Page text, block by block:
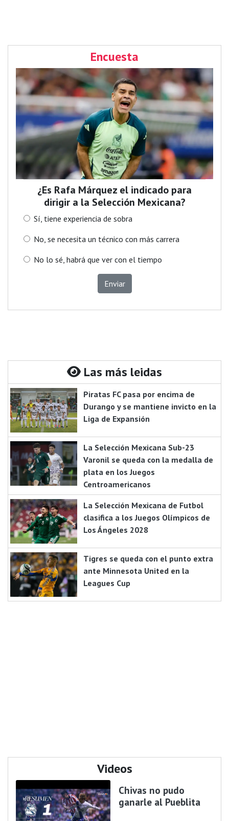
Encuesta
¿Es Rafa Márquez el indicado para
dirigir a la Selección Mexicana?
Sí, tiene experiencia de sobra
No, se necesita un técnico con más carrera
No lo sé, habrá que ver con el tiempo
Enviar
Las más leidas
Piratas FC pasa por encima de
Durango y se mantiene invicto en la
Liga de Expansión
La Selección Mexicana Sub-23
Varonil se queda con la medalla de
plata en los Juegos
Centroamericanos
La Selección Mexicana de Futbol
clasifica a los Juegos Olímpicos de
Los Ángeles 2028
Tigres se queda con el punto extra
ante Minnesota United en la
Leagues Cup
Videos
Chivas no pudo
ganarle al Pueblita